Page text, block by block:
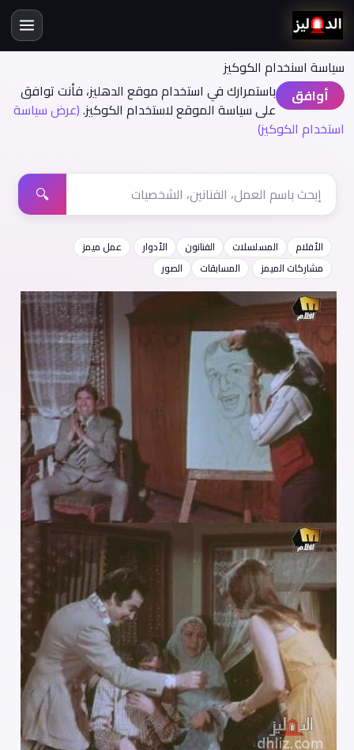
سياسة اسنخدام الكوكيز
أوافق
باستمرارك في استخدام موقع الدهليز، فأنت توافق
على سياسة الموقع لاستخدام الكوكيز.(عرض سياسة
استخدام الكوكيز)
🔍
الأفلام المسلسلات الفنانون الأدوار
عمل ميمز
مشاركات الميمز
المسابقات الصور